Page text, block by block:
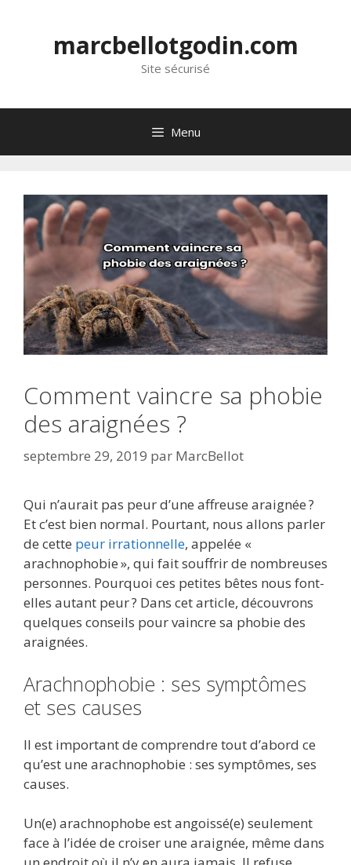
marcbellotgodin.com
Site sécurisé
Menu
Comment vaincre sa phobie
des araignées ?
septembre 29, 2019 par MarcBellot
Qui n’aurait pas peur d’une affreuse araignée ?
Et c’est bien normal. Pourtant, nous allons parler
de cette peur irrationnelle, appelée «
arachnophobie », qui fait souffrir de nombreuses
personnes. Pourquoi ces petites bêtes nous font-
elles autant peur ? Dans cet article, découvrons
quelques conseils pour vaincre sa phobie des
araignées.
Arachnophobie : ses symptômes
et ses causes
Il est important de comprendre tout d’abord ce
qu’est une arachnophobie : ses symptômes, ses
causes.
Un(e) arachnophobe est angoissé(e) seulement
face à l’idée de croiser une araignée, même dans